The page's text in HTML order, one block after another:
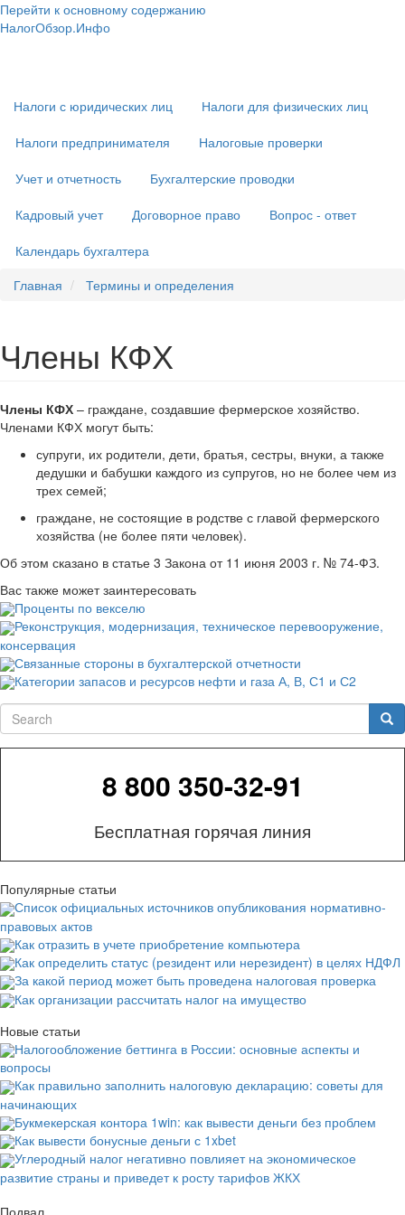
Перейти к основному содержанию
НалогОбзор.Инфо
Налоги с юридических лиц
Налоги для физических лиц
Налоги предпринимателя
Налоговые проверки
Учет и отчетность
Бухгалтерские проводки
Кадровый учет
Договорное право
Вопрос - ответ
Календарь бухгалтера
Главная
Термины и определения
Члены КФХ
Члены КФХ – граждане, создавшие фермерское хозяйство.
Членами КФХ могут быть:
супруги, их родители, дети, братья, сестры, внуки, а также
дедушки и бабушки каждого из супругов, но не более чем из
трех семей;
граждане, не состоящие в родстве с главой фермерского
хозяйства (не более пяти человек).
Об этом сказано в статье 3 Закона от 11 июня 2003 г. № 74-ФЗ.
Вас также может заинтересовать
Проценты по векселю
Реконструкция, модернизация, техническое перевооружение,
консервация
Связанные стороны в бухгалтерской отчетности
Категории запасов и ресурсов нефти и газа А, В, С1 и С2
Search
8 800 350-32-91
Бесплатная горячая линия
Популярные статьи
Список официальных источников опубликования нормативно-
правовых актов
Как отразить в учете приобретение компьютера
Как определить статус (резидент или нерезидент) в целях НДФЛ
За какой период может быть проведена налоговая проверка
Как организации рассчитать налог на имущество
Новые статьи
Налогообложение беттинга в России: основные аспекты и
вопросы
Как правильно заполнить налоговую декларацию: советы для
начинающих
Букмекерская контора 1win: как вывести деньги без проблем
Как вывести бонусные деньги с 1xbet
Углеродный налог негативно повлияет на экономическое
развитие страны и приведет к росту тарифов ЖКХ
Подвал